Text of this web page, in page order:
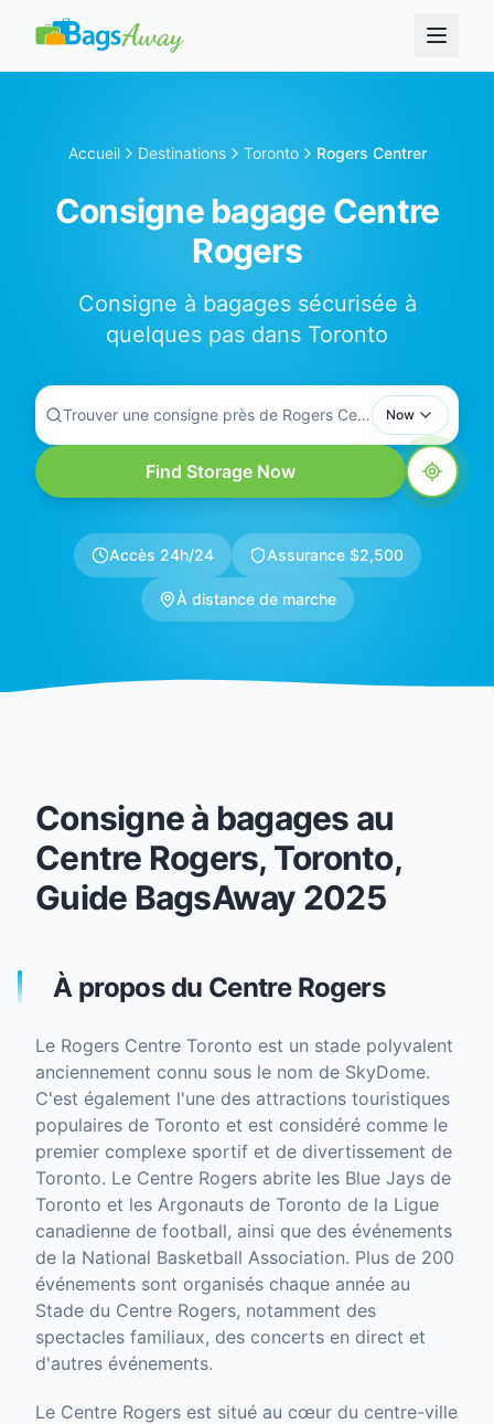
Accueil Destinations Toronto Rogers Centrer
Consigne bagage Centre
Rogers
Consigne à bagages sécurisée à
quelques pas dans Toronto
Trouver une consigne près de Rogers Centrer... Now
Find Storage Now
Accès 24h/24 Assurance $2,500
À distance de marche
Consigne à bagages au
Centre Rogers, Toronto,
Guide BagsAway 2025
À propos du Centre Rogers
Le Rogers Centre Toronto est un stade polyvalent
anciennement connu sous le nom de SkyDome.
C'est également l'une des attractions touristiques
populaires de Toronto et est considéré comme le
premier complexe sportif et de divertissement de
Toronto. Le Centre Rogers abrite les Blue Jays de
Toronto et les Argonauts de Toronto de la Ligue
canadienne de football, ainsi que des événements
de la National Basketball Association. Plus de 200
événements sont organisés chaque année au
Stade du Centre Rogers, notamment des
spectacles familiaux, des concerts en direct et
d'autres événements.
Le Centre Rogers est situé au cœur du centre-ville